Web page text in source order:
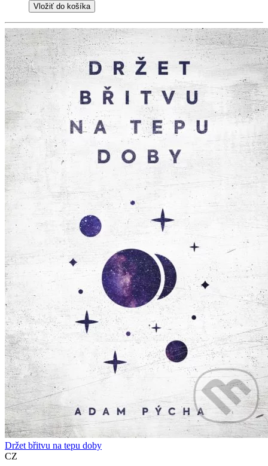
Vložiť do košíka
Držet břitvu na tepu doby
CZ